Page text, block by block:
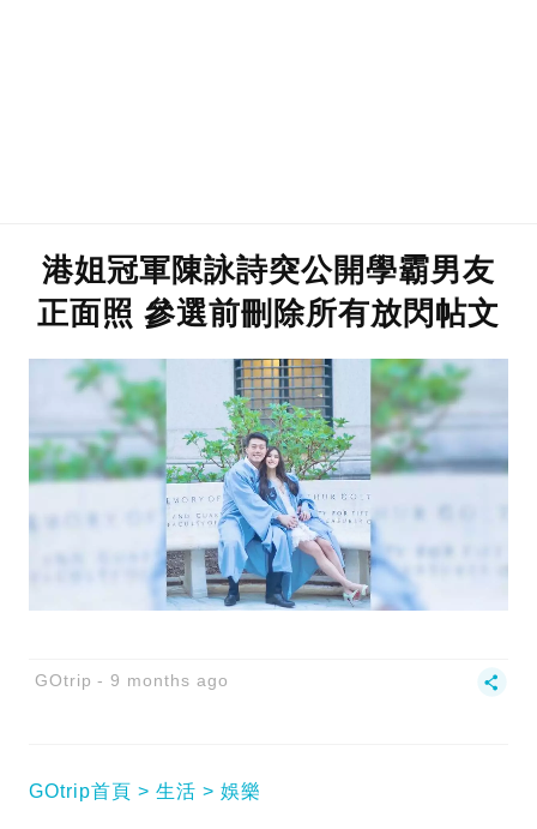
港姐冠軍陳詠詩突公開學霸男友
正面照 參選前刪除所有放閃帖文
GOtrip 9 months ago
GOtrip首頁 生活 娛樂